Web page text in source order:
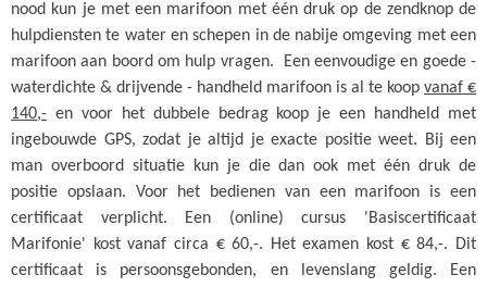
nood kun je met een marifoon met één druk op de zendknop de
hulpdiensten te water en schepen in de nabije omgeving met een
marifoon aan boord om hulp vragen. Een eenvoudige en goede -
waterdichte & drijvende - handheld marifoon is al te koop vanaf €
140,- en voor het dubbele bedrag koop je een handheld met
ingebouwde GPS, zodat je altijd je exacte positie weet. Bij een
man overboord situatie kun je die dan ook met één druk de
positie opslaan. Voor het bedienen van een marifoon is een
certificaat verplicht. Een (online) cursus 'Basiscertificaat
Marifonie' kost vanaf circa € 60,-. Het examen kost € 84,-. Dit
certificaat is persoonsgebonden, en levenslang geldig. Een